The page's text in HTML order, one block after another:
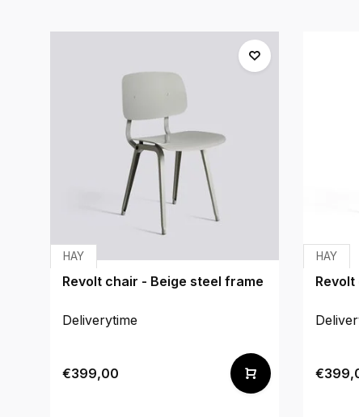
HAY
Revolt chair - Beige steel frame
Deliverytime
€399,00
HAY